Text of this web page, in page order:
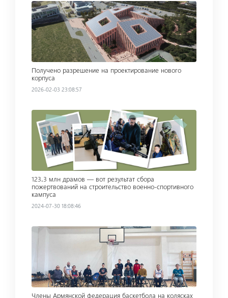
Read more
Получено разрешение на проектирование нового
корпуса
2026-02-03 23:08:57
Read more
123․3 млн драмов — вот результат сбора
пожертвований на строительство военно-спортивного
кампуса
2024-07-30 18:08:46
Read more
Члены Армянской федерация баскетбола на колясках